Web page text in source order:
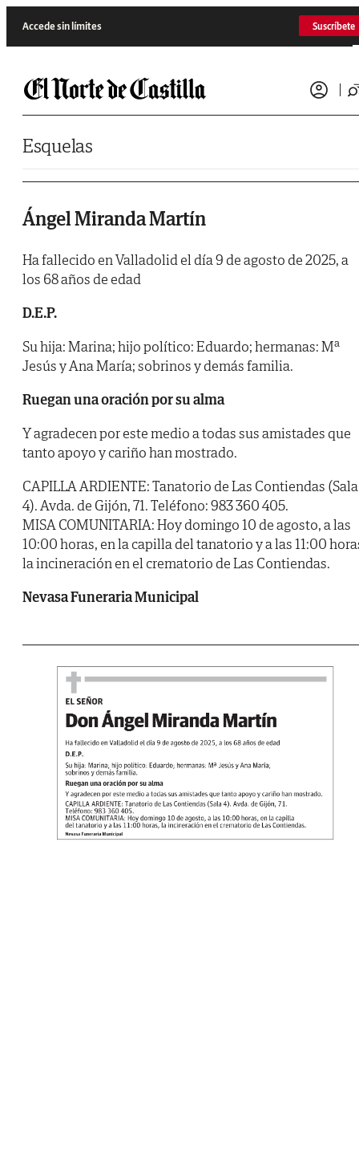
Accede sin límites Suscríbete
Esquelas
Ángel Miranda Martín
Ha fallecido en Valladolid el día 9 de agosto de 2025, a
los 68 años de edad
D.E.P.
Su hija: Marina; hijo político: Eduardo; hermanas: Mª
Jesús y Ana María; sobrinos y demás familia.
Ruegan una oración por su alma
Y agradecen por este medio a todas sus amistades que
tanto apoyo y cariño han mostrado.
CAPILLA ARDIENTE: Tanatorio de Las Contiendas (Sala
4). Avda. de Gijón, 71. Teléfono: 983 360 405.
MISA COMUNITARIA: Hoy domingo 10 de agosto, a las
10:00 horas, en la capilla del tanatorio y a las 11:00
la incineración en el crematorio de Las Contiendas.
Nevasa Funeraria Municipal